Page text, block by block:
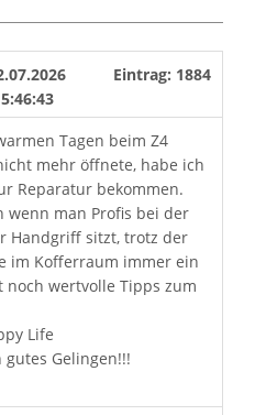
Eintrag: 1884
Tagen beim Z4
mehr öffnete, habe ich
Reparatur bekommen.
wenn man Profis bei der
Handgriff sitzt, trotz der
im Kofferraum immer ein
noch wertvolle Tipps zum
Life
Gelingen!!!